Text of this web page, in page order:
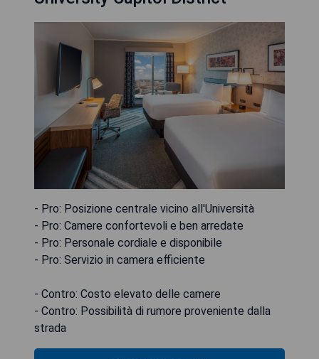
- Pro: Posizione centrale vicino all'Università
- Pro: Camere confortevoli e ben arredate
- Pro: Personale cordiale e disponibile
- Pro: Servizio in camera efficiente
- Contro: Costo elevato delle camere
- Contro: Possibilità di rumore proveniente dalla
strada